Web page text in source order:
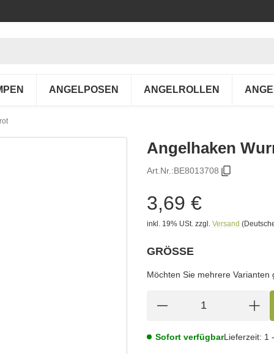
ANGELPOSEN ANGELROLLEN
Angelhaken
Art.Nr.:BE8013708
3,69 €
inkl. 19% USt. zzgl. Versand
GRÖSSE
Möchten Sie mehrere Varianten
Sofort verfügbarLieferzeit: 1